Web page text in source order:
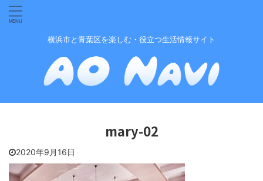
横浜市と青葉区を楽しむ・役立つ生活情報サイト
mary-02
2020年9月16日